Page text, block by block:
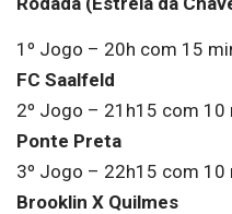
1º Jogo – 20h com 15
FC Saalfeld
2º Jogo – 21h15 com 10
Ponte Preta
3º Jogo – 22h15 com 10
Brooklin X Quilmes